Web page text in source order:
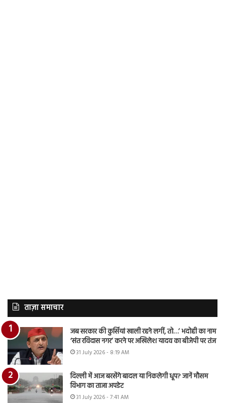
ताज़ा समाचार
जब सरकार की कुर्सियां खाली रहने लगीं, तो…’ भदोही का नाम
‘संत रविदास नगर’ करने पर अखिलेश यादव का बीजेपी पर तंज
31 July 2026 - 8:19 AM
दिल्ली में आज बरसेंगे बादल या निकलेगी धूप? जानें मौसम
विभाग का ताजा अपडेट
31 July 2026 - 7:41 AM